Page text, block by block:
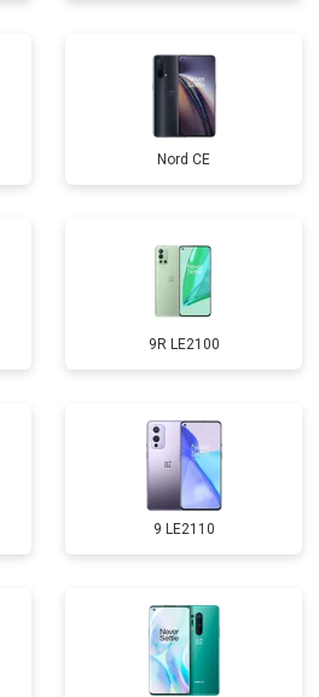
Nord CE
9R LE2100
9 LE2110